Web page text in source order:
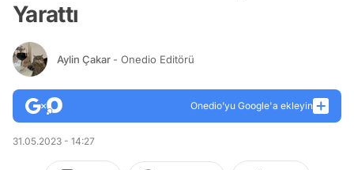
Yarattı
Aylin Çakar - Onedio Editörü
Onedio’yu Google'a ekleyin
31.05.2023 - 14:27